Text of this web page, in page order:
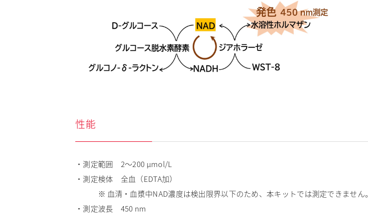
性能
・測定範囲 2～200 µmol/L
・測定検体 全血（EDTA加）
※ 血清・血漿中NAD濃度は検出限界以下のため、本キットでは測定できません。
・測定波長 450 nm